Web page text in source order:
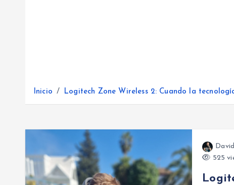
Inicio Logitech Zone Wireless 2: Cuando la
525